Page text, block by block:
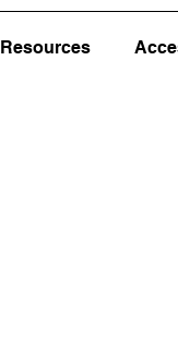
Resources